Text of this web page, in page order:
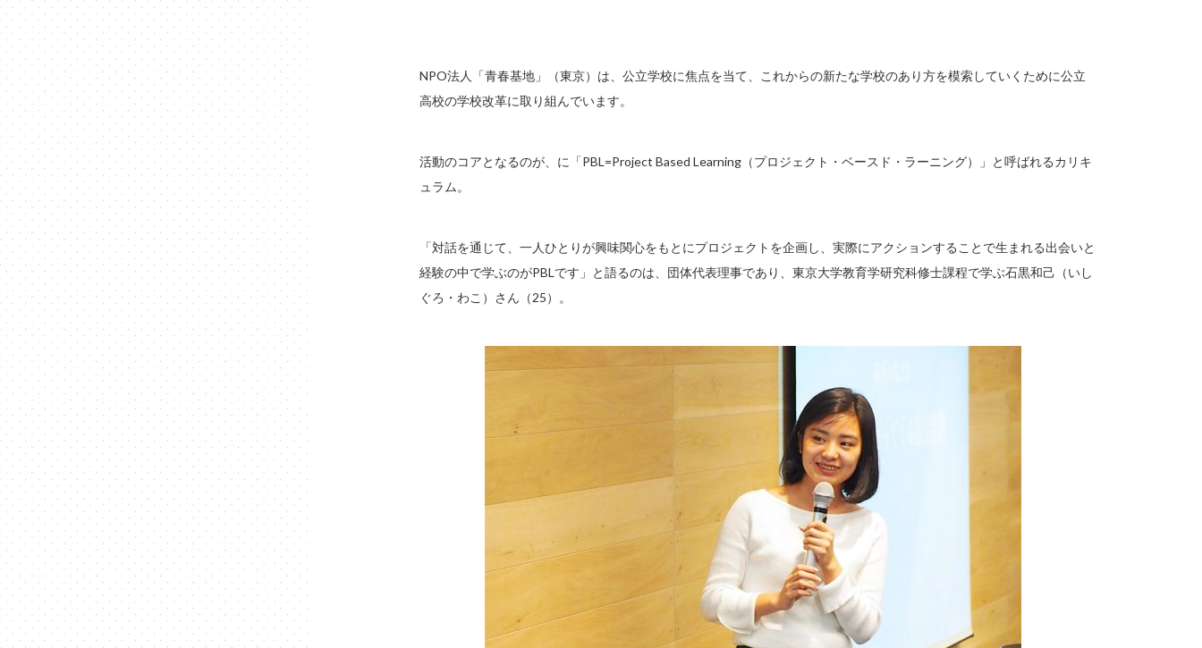
NPO法人「青春基地」（東京）は、公立学校に焦点を当て、これからの新たな学校のあり方を模索していくために公立
高校の学校改革に取り組んでいます。
活動のコアとなるのが、に「PBL=Project Based Learning（プロジェクト・ベースド・ラーニング）」と呼ばれるカリキ
ュラム。
「対話を通じて、一人ひとりが興味関心をもとにプロジェクトを企画し、実際にアクションすることで生まれる出会いと
経験の中で学ぶのがPBLです」と語るのは、団体代表理事であり、東京大学教育学研究科修士課程で学ぶ石黒和己（いし
ぐろ・わこ）さん（25）。